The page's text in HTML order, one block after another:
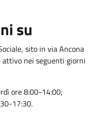
su
sito in via Ancona
attivo nei seguenti giorni
ore 8:00-14:00;
17:30.